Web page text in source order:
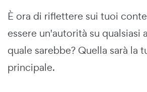
È ora di riflettere sui tuoi
essere un'autorità su qualsiasi
quale sarebbe? Quella sarà la
principale.